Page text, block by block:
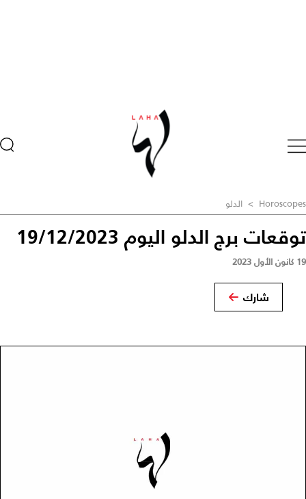
Horoscopes
> الدلو
توقعات برج الدلو اليوم 19/12/2023
19 كانون الأول 2023
شارك